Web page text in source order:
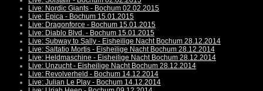
Live: Nordic Giants - Bochum 02.02.2015
Live: Epica - Bochum 15.01.2015
Live: Dragonforce - Bochum 15.01.2015
Live: Diablo Blvd. - Bochum 15.01.2015
Live: Subway to Sally - Eisheilige Nacht Bochum 28.12.2014
Live: Saltatio Mortis - Eisheilige Nacht Bochum 28.12.2014
Live: Heldmaschine - Eisheilige Nacht Bochum 28.12.2014
Live: Unzucht - Eisheilige Nacht Bochum 28.12.2014
Live: Revolverheld - Bochum 14.12.2014
Live: Julian Le Play - Bochum 14.12.2014